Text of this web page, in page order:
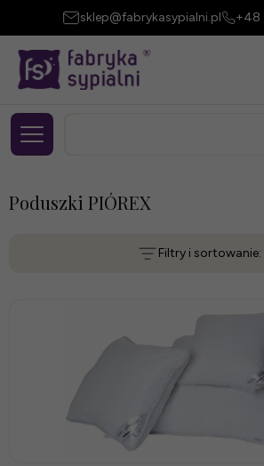
sklep@fabrykasypialni.pl +48
Poduszki PIÓREX
Filtry i sortowanie: